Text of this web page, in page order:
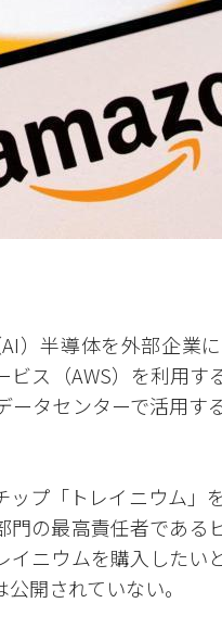
）半導体を外部企業
ス（AWS）を利用す
タセンターで活用す
プ「トレイニウム」
の最高責任者である
イニウムを購入したい
開されていない。